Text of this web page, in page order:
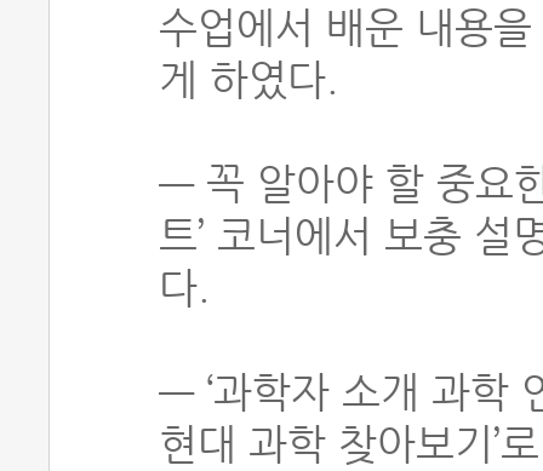
수업에서 배운 내용
게 하였다.
― 꼭 알아야 할 중요
트’ 코너에서 보충 설
다.
― ‘과학자 소개 과학
현대 과학 찾아보기’